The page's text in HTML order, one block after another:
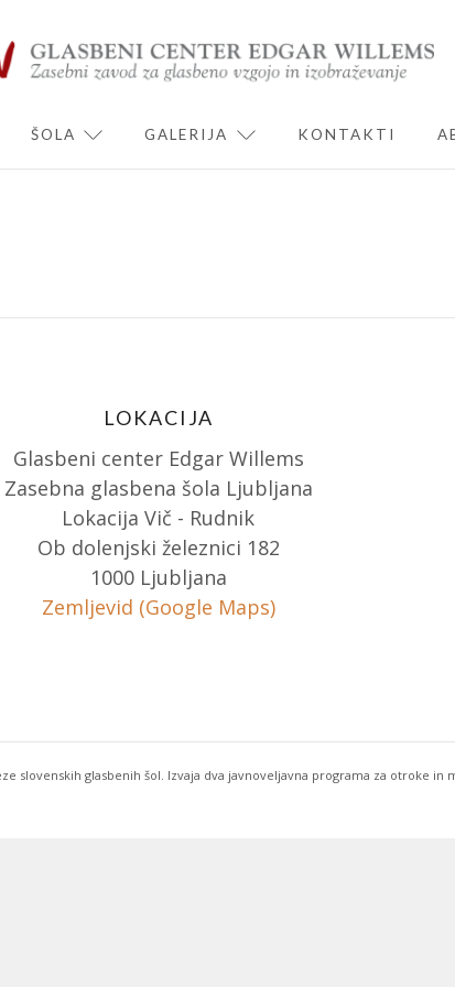
MENU
ŠOLA EXPAND CHILD MENU
GALERIJA EXPAND CHILD MENU
KONTAKTI
LOKACIJA
Glasbeni center Edgar Willems
Zasebna glasbena šola Ljubljana
Lokacija Vič - Rudnik
Ob dolenjski železnici 182
1000 Ljubljana
Zemljevid (Google Maps)
glasbenih šol. Izvaja dva javnoveljavna programa za otroke in